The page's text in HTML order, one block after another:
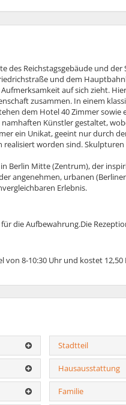
des Reichstagsgebäude und
und dem
auf sich zieht.
zusammen. In einem
dem Hotel 40 Zimmer
Künstler gestaltet,
ein Unikat, geeint nur durch
worden sind.
Berlin Mitte (Zentrum), der
angenehmen, urbanen
Erlebnis.
die Aufbewahrung.Die
8-10:30 Uhr und kostet
Stadtteil
Hausausstattung
Familie